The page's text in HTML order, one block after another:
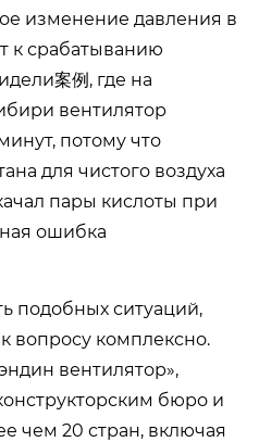
изменение давления в
к срабатыванию
案例, где на
вентилятор
потому что
для чистого воздуха
пары кислоты при
ошибка
подобных ситуаций,
вопросу комплексно.
вентилятор»,
бюро и
чем 20 стран, включая